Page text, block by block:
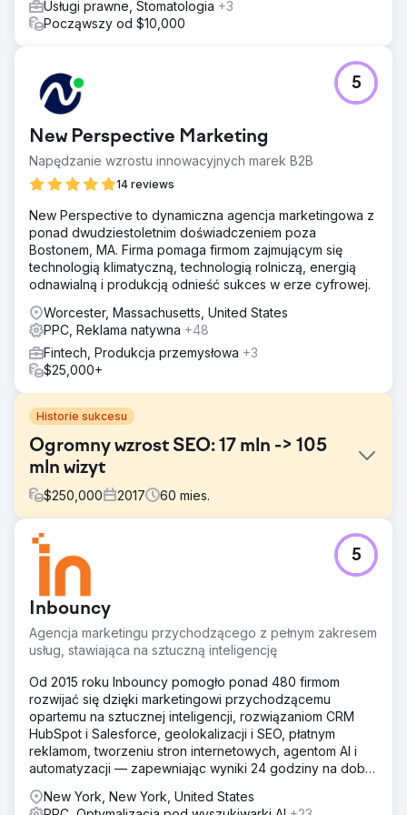
Usługi prawne, Stomatologia +3
Począwszy od $10,000
New Perspective Marketing
Napędzanie wzrostu innowacyjnych marek B2B
14 reviews
5
New Perspective to dynamiczna agencja marketingowa z
ponad dwudziestoletnim doświadczeniem poza
Bostonem, MA. Firma pomaga firmom zajmującym się
technologią klimatyczną, technologią rolniczą, energią
odnawialną i produkcją odnieść sukces w erze cyfrowej.
Worcester, Massachusetts, United States
PPC, Reklama natywna +48
Fintech, Produkcja przemysłowa +3
$25,000+
Historie sukcesu
Ogromny wzrost SEO: 17 mln -> 105
mln wizyt
$250,000 2017 60 mies.
Problem
Duża ogólnokrajowa organizacja non-profit działająca w
sektorze ochrony zdrowia doświadczyła katastrofalnego
spadku ruchu organicznego po nieudanej migracji strony
internetowej. Pozycjonowanie zniknęło, przekierowania
przestały działać, a treści, których autorytet budowano
latami, zostały utracone z dnia na dzień. Wiele witryn
nigdy nie zostało skonsolidowanych, co doprowadziło do
rozdrobnienia autorytetu i zduplikowania treści. Kampanie
SEM nie przynosiły oczekiwanych rezultatów. Przychody
z darowizn cyfrowych malały. Każdy dolar utraconego
ruchu oznaczał mniejsze finansowanie badań i wsparcia
dla pacjentów.
Rozwiązanie
Firma DeltaV całkowicie przebudowała fundamenty SEO.
Naprawiliśmy szkody spowodowane migracją, w tym
Inbouncy
Agencja marketingu przychodzącego z pełnym zakresem
usług, stawiająca na sztuczną inteligencję
5
Od 2015 roku Inbouncy pomogło ponad 480 firmom
rozwijać się dzięki marketingowi przychodzącemu
opartemu na sztucznej inteligencji, rozwiązaniom CRM
HubSpot i Salesforce, geolokalizacji i SEO, płatnym
reklamom, tworzeniu stron internetowych, agentom AI i
automatyzacji — zapewniając wyniki 24 godziny na dobę,
New York, New York, United States